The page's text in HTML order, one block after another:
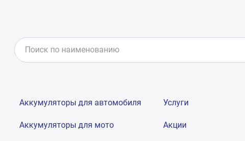
Аккумуляторы для автомобиля
Аккумуляторы для мото
Услуги
Акции